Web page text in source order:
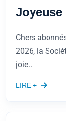
Joyeuse
Chers
2026, la
joie...
LIRE +